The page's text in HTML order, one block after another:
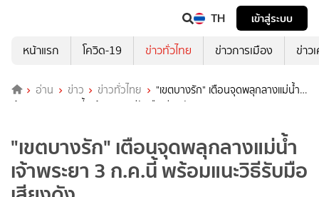
TH
เข้าสู่ระบบ
หน้าแรก
โควิด-19 ข่าวทั่วไทย ข่าวการเมือง ข่าว
อ่าน ข่าว ข่าวทั่วไทย
"เขตบางรัก" เตือนจุดพลุกลางแม่น้ำ
เจ้าพระยา 3 ก.ค.นี้ พร้อมแนะวิธีรับมือเสียงดัง
"เขตบางรัก" เตือนจุดพลุกลางแม่น้ำ
เจ้าพระยา 3 ก.ค.นี้ พร้อมแนะวิธีรับมือ